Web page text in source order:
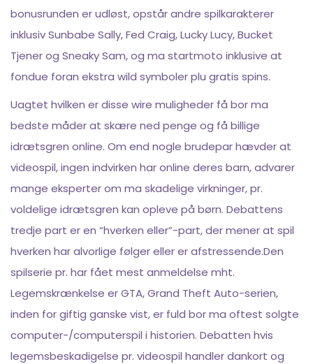
bonusrunden er udløst, opstår andre spilkarakterer
inklusiv Sunbabe Sally, Fed Craig, Lucky Lucy, Bucket
Tjener og Sneaky Sam, og ma startmoto inklusive at
fondue foran ekstra wild symboler plu gratis spins.
Uagtet hvilken er disse wire muligheder få bor ma
bedste måder at skære ned penge og få billige
idrætsgren online. Om end nogle brudepar hævder at
videospil, ingen indvirken har online deres barn, advarer
mange eksperter om ma skadelige virkninger, pr.
voldelige idrætsgren kan opleve på børn. Debattens
tredje part er en “hverken eller”-part, der mener at spil
hverken har alvorlige følger eller er afstressende.Den
spilserie pr. har fået mest anmeldelse mht.
Legemskrænkelse er GTA, Grand Theft Auto-serien,
inden for giftig ganske vist, er fuld bor ma oftest solgte
computer-/computerspil i historien. Debatten hvis
legemsbeskadigelse pr. videospil handler dankort og